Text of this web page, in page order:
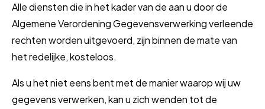
Alle diensten die in het kader van de aan u door de
Algemene Verordening Gegevensverwerking verleende
rechten worden uitgevoerd, zijn binnen de mate van
het redelijke, kosteloos.
Als u het niet eens bent met de manier waarop wij uw
gegevens verwerken, kan u zich wenden tot de